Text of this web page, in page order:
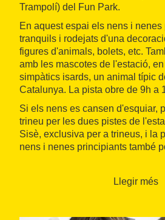
Trampolí) del Fun Park.
En aquest espai els nens i
tranquils i rodejats d'una
figures d'animals, bolets, etc.
amb les mascotes de l'estació,
simpàtics isards, un animal típic
Catalunya. La pista obre de 9h a
Si els nens es cansen d'esquiar,
trineu per les dues pistes de
Sisè, exclusiva per a trineus, i la
nens i nenes principiants també
de La Molina és un espai on els
Llegir més